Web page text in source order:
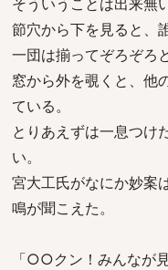
節穴から下を見ると、
一団は揃ってぞろぞろ
窓から外を覗くと、他
ている。
とりあえずは一息つけ
い。
宮大工氏がなにか妙案
鳴が聞こえた。
「○○クン！みんなが